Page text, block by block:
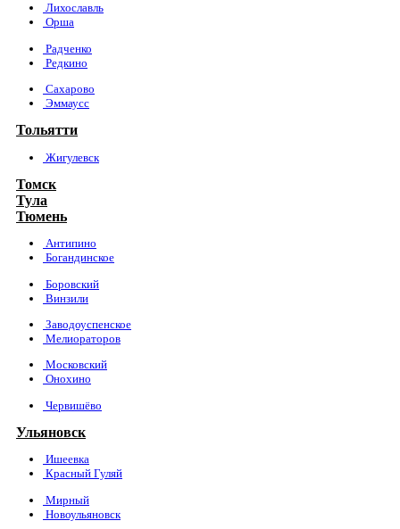
Лихославль
Орша
Радченко
Редкино
Сахарово
Эммаусс
Тольятти
Жигулевск
Томск
Тула
Тюмень
Антипино
Богандинское
Боровский
Винзили
Заводоуспенское
Мелиораторов
Московский
Онохино
Червишёво
Ульяновск
Ишеевка
Красный Гуляй
Мирный
Новоульяновск